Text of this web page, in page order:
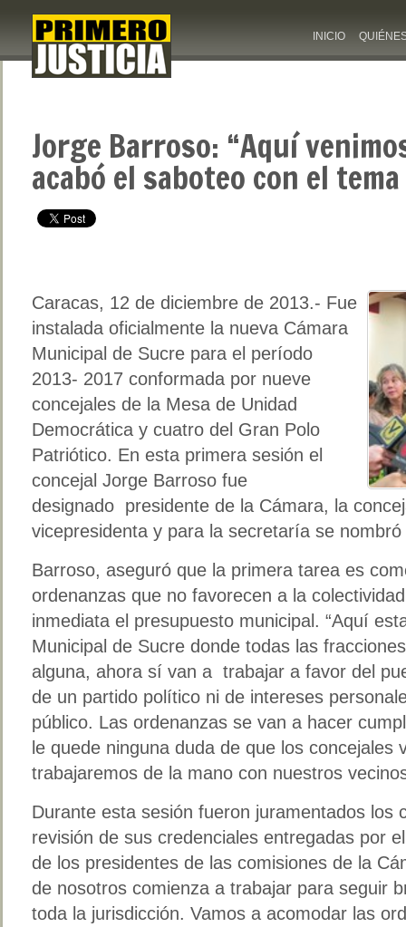
INICIO
Jorge Barroso: “Aquí
acabó el saboteo con el
Caracas, 12 de diciembre de 2013.- Fue
instalada oficialmente la nueva Cámara
Municipal de Sucre para el período
2013- 2017 conformada por nueve
concejales de la Mesa de Unidad
Democrática y cuatro del Gran Polo
Patriótico. En esta primera sesión el
concejal Jorge Barroso fue
designado presidente de la Cámara, la
vicepresidenta y para la secretaría se
Barroso, aseguró que la primera tarea es
ordenanzas que no favorecen a la
inmediata el presupuesto municipal. “Aquí
Municipal de Sucre donde todas las
alguna, ahora sí van a trabajar a favor del
de un partido político ni de intereses
público. Las ordenanzas se van a hacer
le quede ninguna duda de que los concejales
trabajaremos de la mano con nuestros
Durante esta sesión fueron juramentados los
revisión de sus credenciales entregadas por
de los presidentes de las comisiones de la
de nosotros comienza a trabajar para seguir
toda la jurisdicción. Vamos a acomodar las